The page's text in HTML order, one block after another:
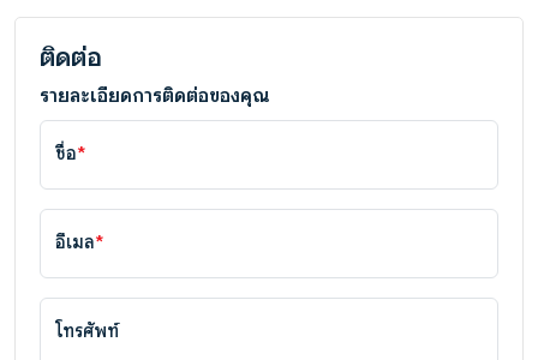
ติดต่อ
รายละเอียดการติดต่อของคุณ
ชื่อ*
อีเมล*
โทรศัพท์